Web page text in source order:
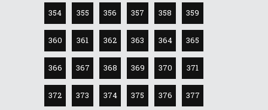
354 355 356 357 358 359
360 361 362 363 364 365
366 367 368 369 370 371
372 373 374 375 376 377